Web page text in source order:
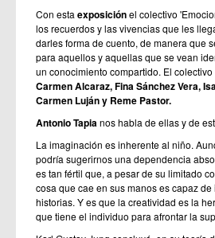
Con esta exposiciónel colectivo
los recuerdos y las vivencias que les
darles forma de cuento, de manera que
para aquellos y aquellas que se vean
un conocimiento compartido. El
Carmen Alcaraz, Fina Sánchez Vera,
Carmen Luján y Reme Pastor.
Antonio Tapianos habla de ellas y de
La imaginación es inherente al niño.
podría sugerirnos una dependencia
es tan fértil que, a pesar de su limitado
cosa que cae en sus manos es capaz
historias. Y es que la creatividad es la
que tiene el individuo para afrontar la